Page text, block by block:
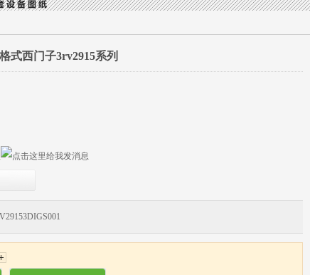
式西门子3rv2915系列